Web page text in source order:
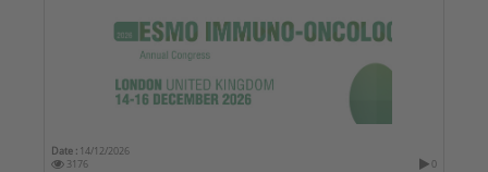
Date : 14/12/2026
3176
0